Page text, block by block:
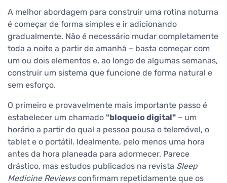
A melhor abordagem para construir uma rotina noturna
é começar de forma simples e ir adicionando
gradualmente. Não é necessário mudar completamente
toda a noite a partir de amanhã – basta começar com
um ou dois elementos e, ao longo de algumas semanas,
construir um sistema que funcione de forma natural e
sem esforço.
O primeiro e provavelmente mais importante passo é
estabelecer um chamado "bloqueio digital" – um
horário a partir do qual a pessoa pousa o telemóvel, o
tablet e o portátil. Idealmente, pelo menos uma hora
antes da hora planeada para adormecer. Parece
drástico, mas estudos publicados na revista Sleep
Medicine Reviewsconfirmam repetidamente que os